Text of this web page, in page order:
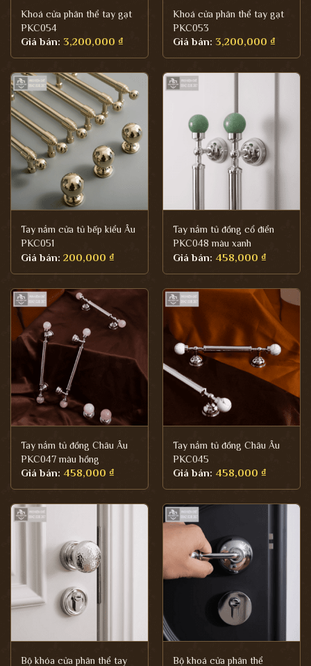
Khoá cửa phân thể tay gạt
PKC054
Giá bán: 3,200,000 ₫
Khoá cửa phân thể tay gạt
PKC053
Giá bán: 3,200,000 ₫
Tay nắm cửa tủ bếp kiểu Âu
PKC051
Giá bán: 200,000 ₫
Tay nắm tủ đồng cổ điển
PKC048 màu xanh
Giá bán: 458,000 ₫
Tay nắm tủ đồng Châu Âu
PKC047 màu hồng
Giá bán: 458,000 ₫
Tay nắm tủ đồng Châu Âu
PKC045
Giá bán: 458,000 ₫
Bộ khóa cửa phân thể tay Bộ khoá cửa phân thể